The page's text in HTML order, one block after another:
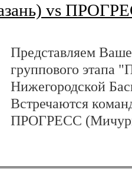
vs
Представляем
группового этапа
Нижегородской
Встречаются
ПРОГРЕСС